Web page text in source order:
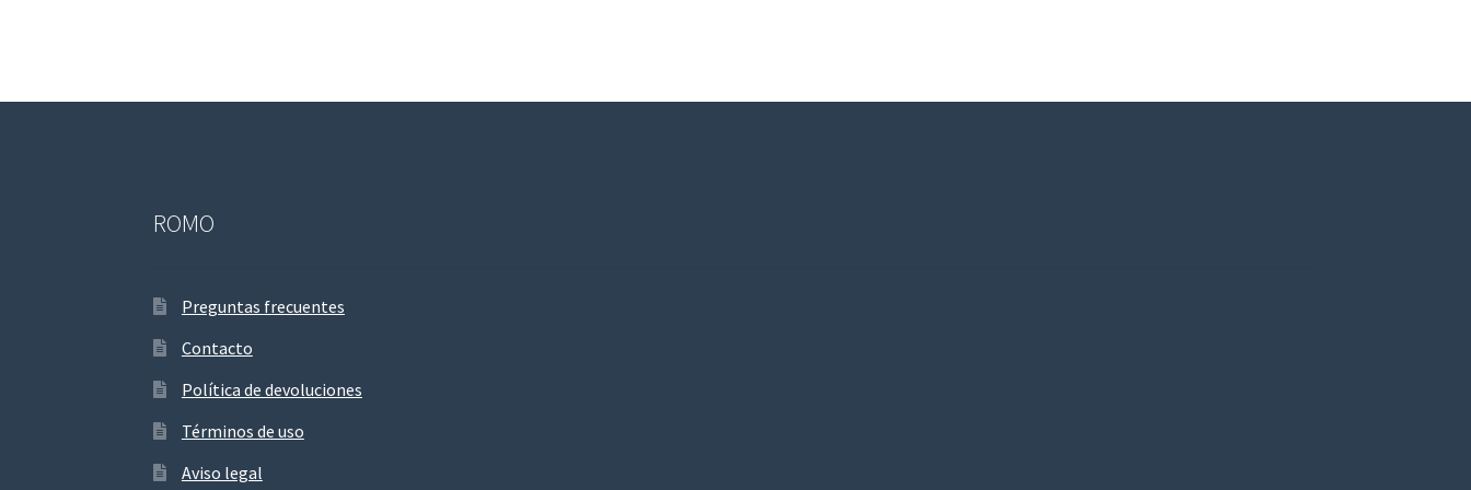
ROMO
Preguntas frecuentes
Contacto
Política de devoluciones
Términos de uso
Aviso legal